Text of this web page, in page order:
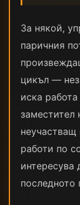
За някой,
паричния
цикъл —
иска
заместител
неучастващ
работи по
интересува
последното